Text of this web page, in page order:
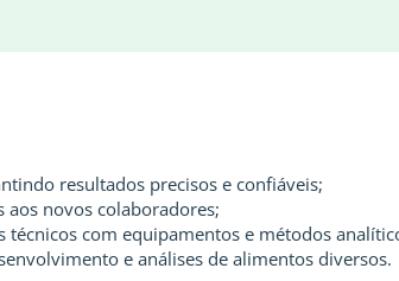
resultados precisos e confiáveis;
aos novos colaboradores;
técnicos com equipamentos e métodos
e análises de alimentos diversos.